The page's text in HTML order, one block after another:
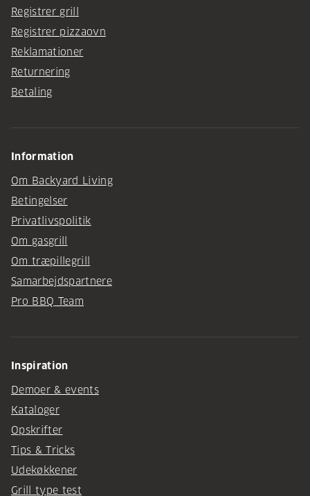
Registrer grill
Registrer pizzaovn
Reklamationer
Returnering
Betaling
Information
Om Backyard Living
Betingelser
Privatlivspolitik
Om gasgrill
Om træpillegrill
Samarbejdspartnere
Pro BBQ Team
Inspiration
Demoer & events
Kataloger
Opskrifter
Tips & Tricks
Udekøkkener
Grill type test